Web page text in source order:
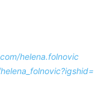
com/helena.folnovic